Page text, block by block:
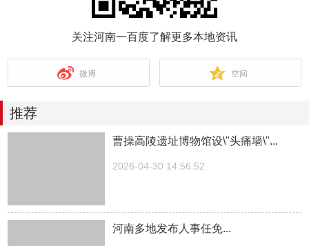
关注河南一百度了解更多本地资讯
微博 空间
推荐
曹操高陵遗址博物馆设\"头痛墙\"...
2026-04-30 14:56:52
河南多地发布人事任免...